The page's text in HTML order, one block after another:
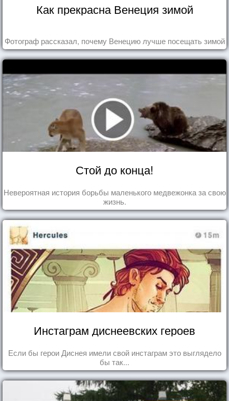
Как прекрасна Венеция зимой
Фотограф рассказал, почему Венецию лучше посещать зимой
Стой до конца!
Невероятная история борьбы маленького медвежонка за свою
жизнь.
Инстаграм диснеевских героев
Если бы герои Диснея имели свой инстаграм это выглядело
бы так...